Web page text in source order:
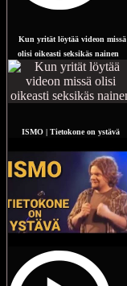
Kun yrität löytää videon missä
olisi oikeasti seksikäs nainen
ISMO | Tietokone on ystävä